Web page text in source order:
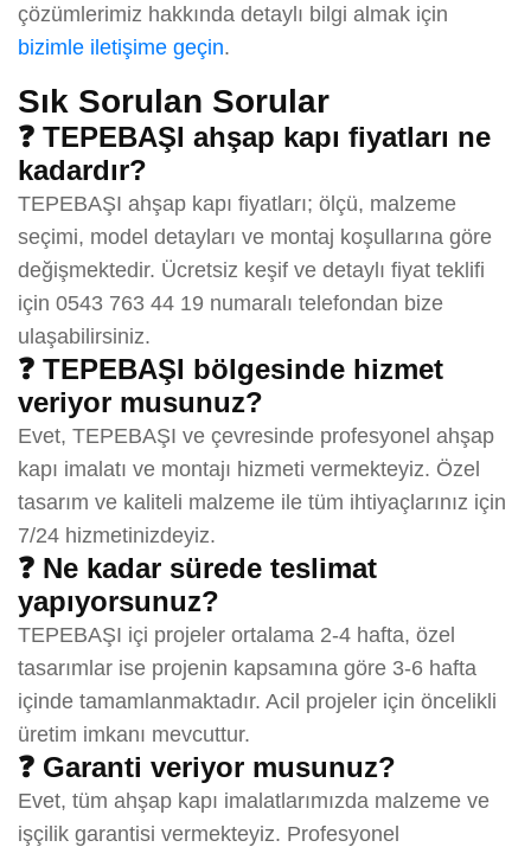
çözümlerimiz hakkında detaylı bilgi almak için
bizimle iletişime geçin.
Sık Sorulan Sorular
❓ TEPEBAŞI ahşap kapı fiyatları ne
kadardır?
TEPEBAŞI ahşap kapı fiyatları; ölçü, malzeme
seçimi, model detayları ve montaj koşullarına göre
değişmektedir. Ücretsiz keşif ve detaylı fiyat teklifi
için 0543 763 44 19 numaralı telefondan bize
ulaşabilirsiniz.
❓ TEPEBAŞI bölgesinde hizmet
veriyor musunuz?
Evet, TEPEBAŞI ve çevresinde profesyonel ahşap
kapı imalatı ve montajı hizmeti vermekteyiz. Özel
tasarım ve kaliteli malzeme ile tüm ihtiyaçlarınız için
7/24 hizmetinizdeyiz.
❓ Ne kadar sürede teslimat
yapıyorsunuz?
TEPEBAŞI içi projeler ortalama 2-4 hafta, özel
tasarımlar ise projenin kapsamına göre 3-6 hafta
içinde tamamlanmaktadır. Acil projeler için öncelikli
üretim imkanı mevcuttur.
❓ Garanti veriyor musunuz?
Evet, tüm ahşap kapı imalatlarımızda malzeme ve
işçilik garantisi vermekteyiz. Profesyonel